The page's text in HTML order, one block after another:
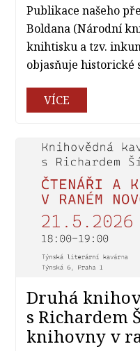
Publikace našeho
Boldana (Národní
knihtisku a tzv.
objasňuje historické
VÍCE
Druhá
s Richardem
knihovny v